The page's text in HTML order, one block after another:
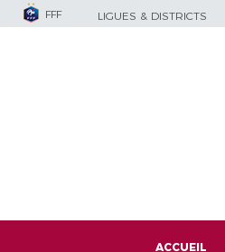
FFF LIGUES & DISTRICTS
ACCUEIL